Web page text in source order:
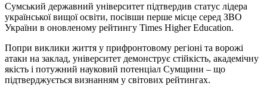
Сумський державний університет підтвердив статус лідера
української вищої освіти, посівши перше місце серед ЗВО
України в оновленому рейтингу Times Higher Education.
Попри виклики життя у прифронтовому регіоні та ворожі
атаки на заклад, університет демонструє стійкість, академічну
якість і потужний науковий потенціал Сумщини – що
підтверджується визнанням у світових рейтингах.